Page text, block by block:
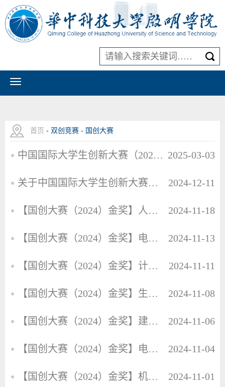
首页 - 双创竞赛 - 国创大赛
中国国际大学生创新大赛（2025）华中科技大学校赛参赛项目第一轮预征集入围名单公示 2025-03-03
关于中国国际大学生创新大赛（2025）校赛参赛项目第一轮预征集的通知 2024-12-11
【国创大赛（2024）金奖】人工智能与自动化学院“文行者”团队：在国产文字大模型的“取经”路上砥砺前行 2024-11-18
【国创大赛（2024）金奖】电气学院 无限磁控团队：为胃肠道疾病无痛诊疗贡献中国青年力量 2024-11-13
【国创大赛（2024）金奖】计算机学院“星算”团队：惟愿“鲲鹏”乘风起 2024-11-11
【国创大赛（2024）金奖】生命学院“鱼多康”团队：用创新“膜”法引领渔业现代化转型 2024-11-08
【国创大赛（2024）金奖】建规学院“党旗领航 光耀神州”团队：总书记的嘱托我们做到了！ 2024-11-06
【国创大赛（2024）金奖】电气学院 Hi-Motor团队：攀登国产永磁电机设计工业软件的“高山” 2024-11-04
【国创大赛（2024）金奖】机械学院 ETop团队：自主研发大国重器的“马良神笔” 2024-11-01